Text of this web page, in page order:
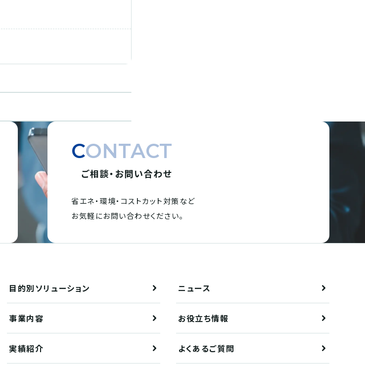
CONTACT
ご相談・お問い合わせ
省エネ・環境・ コストカット対策など
お気軽にお問い合わせください。
目的別ソリューション ニュース
事業内容 お役立ち情報
実績紹介 よくあるご質問